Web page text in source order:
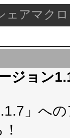
ェアマクロ
ョン
」へ